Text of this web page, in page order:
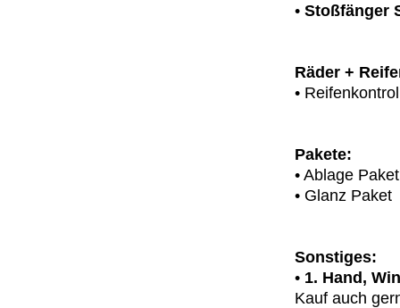
• Stoßfänger
Räder +
•
Pakete:
• Ablage Paket
• Glanz Paket
Sonstiges:
• 1. Hand,
Kauf auch